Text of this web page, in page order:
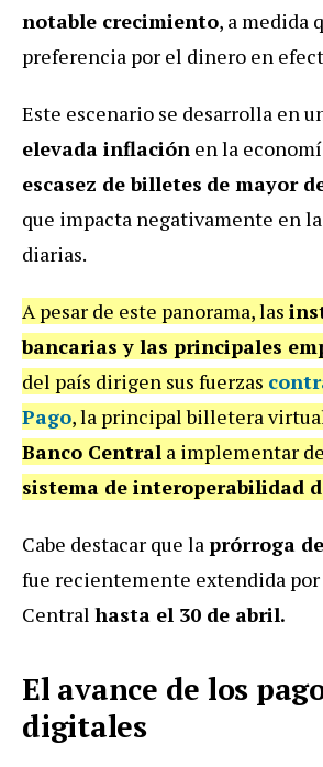
notable crecimiento, a medida
preferencia por el dinero en
Este escenario se desarrolla en
elevada inflación en la
escasez de billetes de mayor
que impacta negativamente en
diarias.
A pesar de este panorama, las
bancarias y las principales
del país dirigen sus fuerzas
Pago, la principal billetera
Banco Central a implementar
sistema de interoperabilidad
Cabe destacar que laprórroga
fue recientemente extendida por
Central hasta el 30 de abril.
El avance de los
digitales